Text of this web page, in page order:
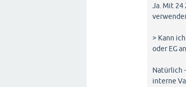
Ja. Mit 24
> Kann
oder EG
Natürlich
interne